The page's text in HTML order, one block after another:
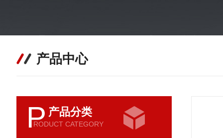
产品中心
P 产品分类
RODUCT CATEGORY